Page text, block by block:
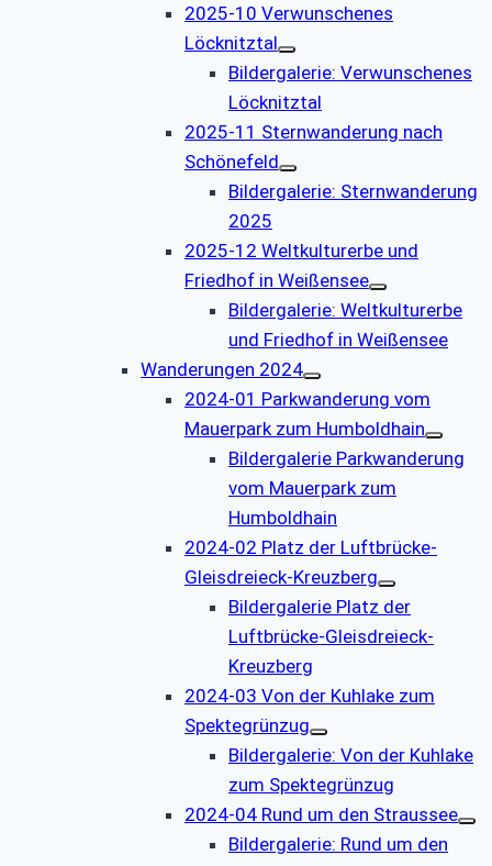
2025-10 Verwunschenes
Löcknitztal
Bildergalerie: Verwunschenes
Löcknitztal
2025-11 Sternwanderung nach
Schönefeld
Bildergalerie: Sternwanderung
2025
2025-12 Weltkulturerbe und
Friedhof in Weißensee
Bildergalerie: Weltkulturerbe
und Friedhof in Weißensee
Wanderungen 2024
2024-01 Parkwanderung vom
Mauerpark zum Humboldhain
Bildergalerie Parkwanderung
vom Mauerpark zum
Humboldhain
2024-02 Platz der Luftbrücke-
Gleisdreieck-Kreuzberg
Bildergalerie Platz der
Luftbrücke-Gleisdreieck-
Kreuzberg
2024-03 Von der Kuhlake zum
Spektegrünzug
Bildergalerie: Von der Kuhlake
zum Spektegrünzug
2024-04 Rund um den Straussee
Bildergalerie: Rund um den